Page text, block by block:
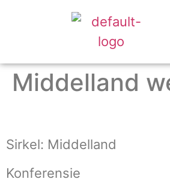
Middelland
Sirkel: Middelland
Konferensie